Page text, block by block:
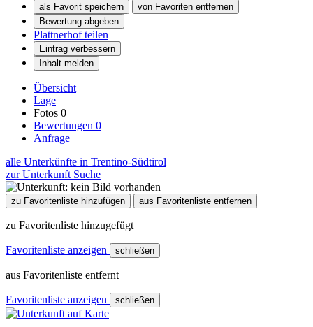
als Favorit speichern
von Favoriten entfernen
Bewertung abgeben
Plattnerhof teilen
Eintrag verbessern
Inhalt melden
Übersicht
Lage
Fotos 0
Bewertungen 0
Anfrage
alle Unterkünfte in Trentino-Südtirol
zur Unterkunft Suche
zu Favoritenliste hinzufügen aus Favoritenliste entfernen
zu Favoritenliste hinzugefügt
Favoritenliste anzeigen schließen
aus Favoritenliste entfernt
Favoritenliste anzeigen schließen